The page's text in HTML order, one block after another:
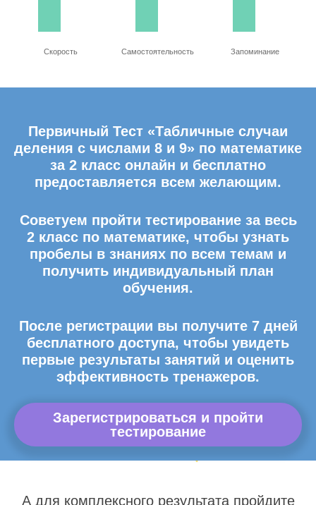
Скорость Самостоятельность Запоминание
Первичный Тест «Табличные случаи
деления с числами 8 и 9» по математике
за 2 класс онлайн и бесплатно
предоставляется всем желающим.
Советуем пройти тестирование за весь
2 класс по математике, чтобы узнать
пробелы в знаниях по всем темам и
получить индивидуальный план
обучения.
После регистрации вы получите 7 дней
бесплатного доступа, чтобы увидеть
первые результаты занятий и оценить
эффективность тренажеров.
Зарегистрироваться и пройти
тестирование
А для комплексного результата пройдите